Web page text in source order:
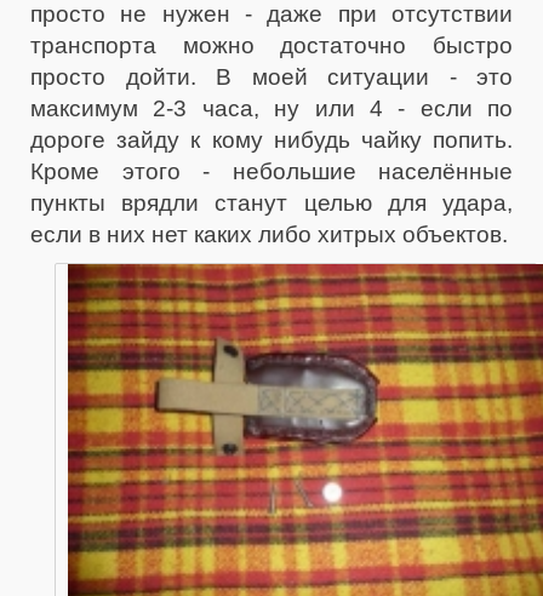
просто не нужен - даже при отсутствии
транспорта можно достаточно быстро
просто дойти. В моей ситуации - это
максимум 2-3 часа, ну или 4 - если по
дороге зайду к кому нибудь чайку попить.
Кроме этого - небольшие населённые
пункты врядли станут целью для удара,
если в них нет каких либо хитрых объектов.